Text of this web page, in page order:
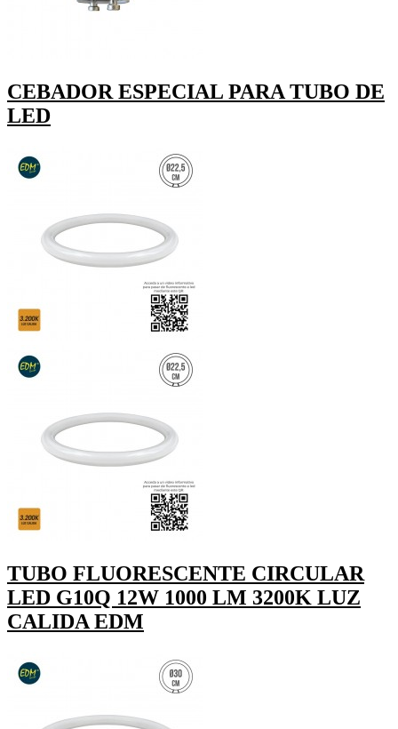
CEBADOR ESPECIAL PARA TUBO DE
LED
TUBO FLUORESCENTE CIRCULAR
LED G10Q 12W 1000 LM 3200K LUZ
CALIDA EDM